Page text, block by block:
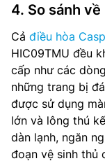
4. So sánh
Cả điều hòa
HIC09TMU đều
cấp như các
những trang bị
được sử dụng
lớn và lông thú
dàn lạnh, ngăn
đoạn vệ sinh thủ